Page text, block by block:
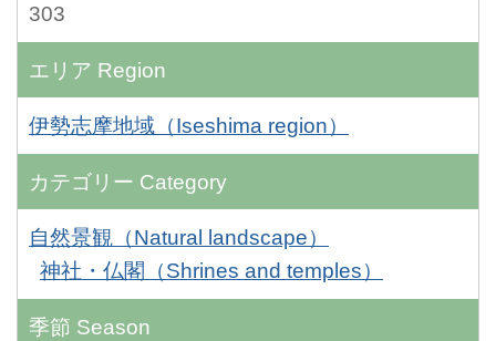
303
エリア Region
伊勢志摩地域（Iseshima region）
カテゴリー Category
自然景観（Natural landscape）
神社・仏閣（Shrines and temples）
季節 Season